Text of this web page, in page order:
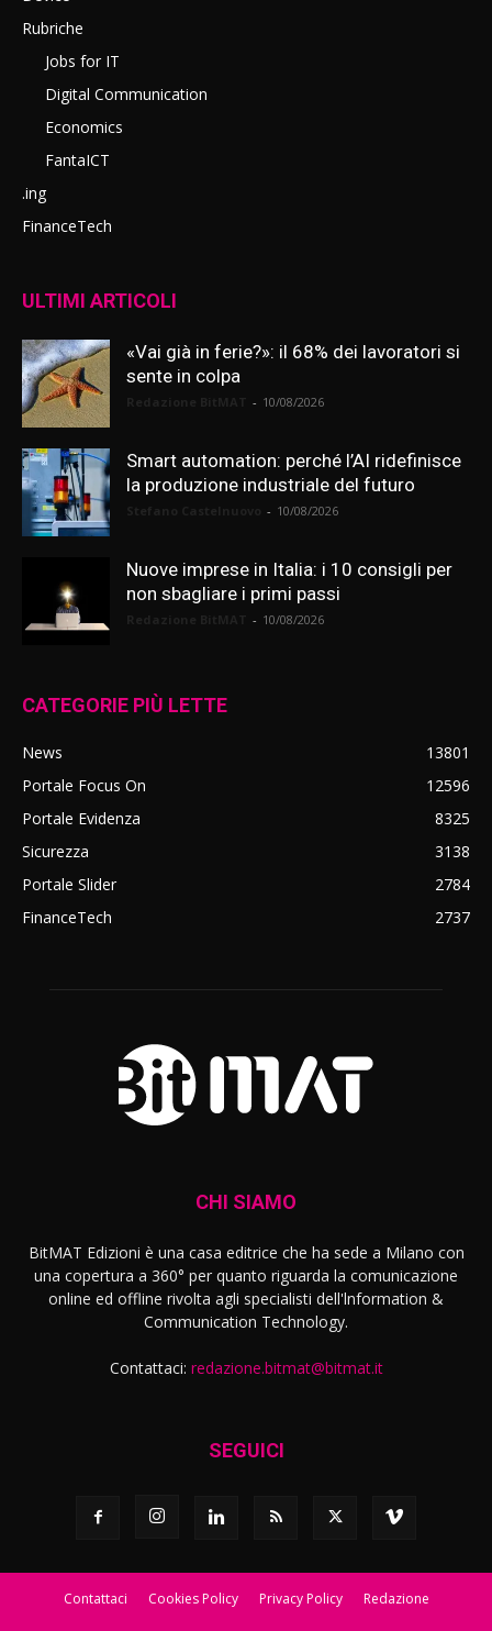
Rubriche
Jobs for IT
Digital Communication
Economics
FantaICT
.ing
FinanceTech
ULTIMI ARTICOLI
«Vai già in ferie?»: il 68% dei lavoratori si
sente in colpa
- 10/08/2026
Smart automation: perché l’AI ridefinisce
la produzione industriale del futuro
- 10/08/2026
Nuove imprese in Italia: i 10 consigli per
non sbagliare i primi passi
- 10/08/2026
CATEGORIE PIÙ LETTE
News
13801
Portale Focus On
12596
Portale Evidenza
8325
Sicurezza
3138
Portale Slider
2784
FinanceTech
2737
CHI SIAMO
BitMAT Edizioni è una casa editrice che ha sede a Milano con
una copertura a 360° per quanto riguarda la comunicazione
online ed offline rivolta agli specialisti dell'lnformation &
Communication Technology.
Contattaci: redazione.bitmat@bitmat.it
SEGUICI
Contattaci Cookies Policy Privacy Policy Redazione